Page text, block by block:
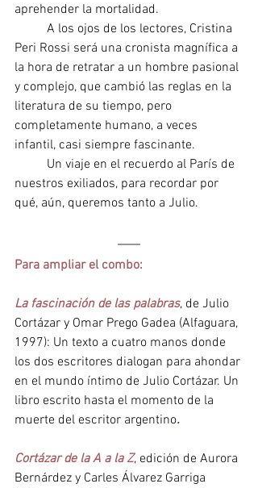
aprehender la mortalidad.
A los ojos de los lectores, Cristina
Peri Rossi será una cronista magnífica a
la hora de retratar a un hombre pasional
y complejo, que cambió las reglas en la
literatura de su tiempo, pero
completamente humano, a veces
infantil, casi siempre fascinante.
Un viaje en el recuerdo al París de
nuestros exiliados, para recordar por
qué, aún, queremos tanto a Julio.
Para ampliar el combo:
La fascinación de las palabras, de Julio
Cortázar y Omar Prego Gadea (Alfaguara,
1997): Un texto a cuatro manos donde
los dos escritores dialogan para ahondar
en el mundo íntimo de Julio Cortázar. Un
libro escrito hasta el momento de la
muerte del escritor argentino.
Cortázar de la A a la Z, edición de Aurora
Bernárdez y Carles Álvarez Garriga